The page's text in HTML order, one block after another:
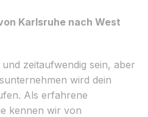
Karlsruhe nach West
zeitaufwendig sein, aber
wird dein
Als erfahrene
kennen wir von